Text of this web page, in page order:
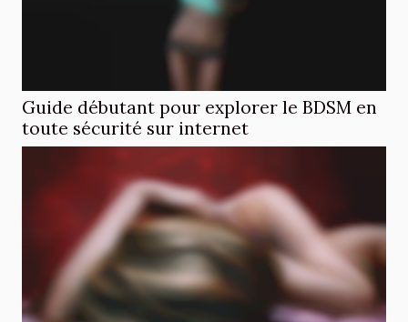
Guide débutant pour explorer le BDSM en
toute sécurité sur internet